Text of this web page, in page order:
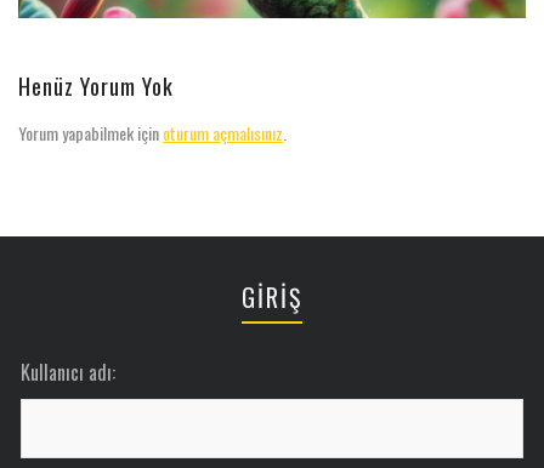
Henüz Yorum Yok
Yorum yapabilmek içinoturum açmalısınız
GİRİŞ
Kullanıcı adı: